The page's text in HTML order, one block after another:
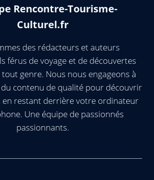
Rencontre-Tourisme-
Culturel.fr
des rédacteurs et auteurs
férus de voyage et de découvertes
genre. Nous nous engageons à
contenu de qualité pour découvrir
en restant derrière votre ordinateur
Une équipe de passionnés
passionnants.